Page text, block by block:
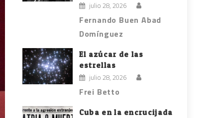
julio 28, 2026
Fernando Buen Abad
Domínguez
El azúcar de las
estrellas
julio 28, 2026
Frei Betto
Cuba en la encrucijada